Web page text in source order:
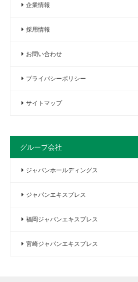
企業情報
採用情報
お問い合わせ
プライバシーポリシー
サイトマップ
グループ会社
ジャパンホールディングス
ジャパンエキスプレス
福岡ジャパンエキスプレス
宮崎ジャパンエキスプレス